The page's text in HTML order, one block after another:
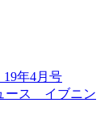
19年4月号
ース イブニン